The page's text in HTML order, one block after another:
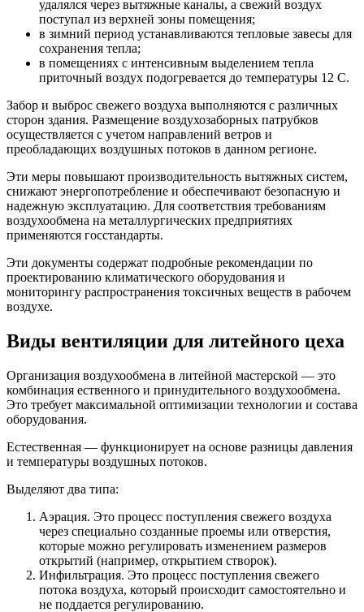
удалялся через вытяжные каналы, а свежий воздух
поступал из верхней зоны помещения;
в зимний период устанавливаются тепловые завесы для
сохранения тепла;
в помещениях с интенсивным выделением тепла
приточный воздух подогревается до температуры 12 C.
Забор и выброс свежего воздуха выполняются с различных
сторон здания. Размещение воздухозаборных патрубков
осуществляется с учетом направлений ветров и
преобладающих воздушных потоков в данном регионе.
Эти меры повышают производительность вытяжных систем,
снижают энергопотребление и обеспечивают безопасную и
надежную эксплуатацию. Для соответствия требованиям
воздухообмена на металлургических предприятиях
применяются госстандарты.
Эти документы содержат подробные рекомендации по
проектированию климатического оборудования и
мониторингу распространения токсичных веществ в рабочем
воздухе.
Виды вентиляции для литейного цеха
Организация воздухообмена в литейной мастерской — это
комбинация ественного и принудительного воздухообмена.
Это требует максимальной оптимизации технологии и состава
оборудования.
Естественная — функционирует на основе разницы давления
и температуры воздушных потоков.
Выделяют два типа:
Аэрация. Это процесс поступления свежего воздуха
через специально созданные проемы или отверстия,
которые можно регулировать изменением размеров
открытий (например, открытием створок).
Инфильтрация. Это процесс поступления свежего
потока воздуха, который происходит самостоятельно и
не поддается регулированию.